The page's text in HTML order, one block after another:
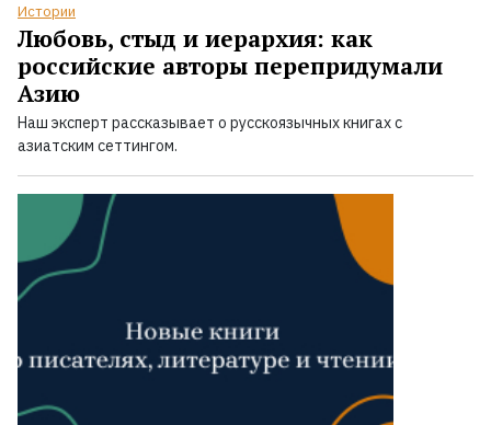
Истории
Любовь, стыд и иерархия: как
российские авторы перепридумали
Азию
Наш эксперт рассказывает о русскоязычных книгах с
азиатским сеттингом.